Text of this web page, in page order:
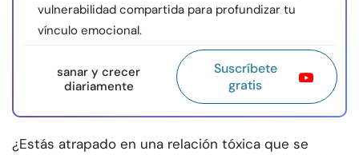
vulnerabilidad compartida para profundizar tu
vínculo emocional.
sanar y crecer
diariamente
Suscríbete
gratis
¿Estás atrapado en una relación tóxica que se